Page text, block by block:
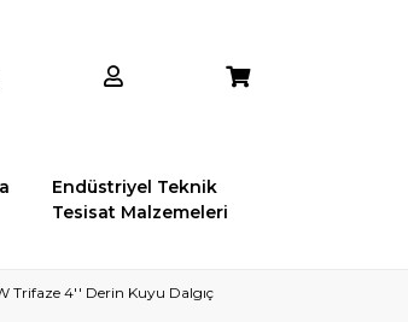
Endüstriyel Teknik
Tesisat Malzemeleri
Trifaze 4'' Derin Kuyu Dalgıç